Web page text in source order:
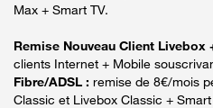
Max + Smart TV.
Remise Nouveau Client Livebox
clients Internet + Mobile
Fibre/ADSL : remise de 8€/mois
Classic et Livebox Classic +